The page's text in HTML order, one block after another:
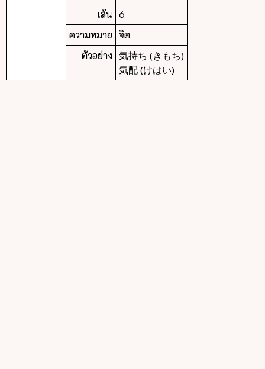
เส้น 6
ความหมาย จิต
ตัวอย่าง 気持ち (きもち)
気配 (けはい)